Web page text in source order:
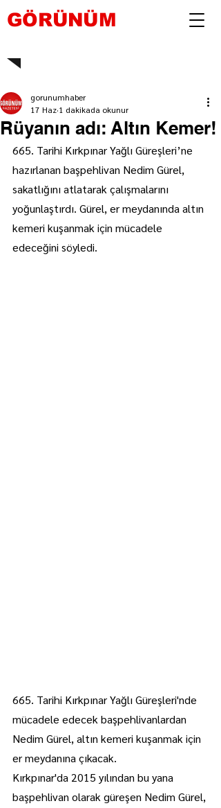
GÖRÜNÜM
Rüyanın adı: Altın Kemer!
gorunumhaber
17 Haz 1 dakikada okunur
665. Tarihi Kırkpınar Yağlı Güreşleri’ne
hazırlanan başpehlivan Nedim Gürel,
sakatlığını atlatarak çalışmalarını
yoğunlaştırdı. Gürel, er meydanında altın
kemeri kuşanmak için mücadele
edeceğini söyledi.
665. Tarihi Kırkpınar Yağlı Güreşleri'nde
mücadele edecek başpehlivanlardan
Nedim Gürel, altın kemeri kuşanmak için
er meydanına çıkacak.
Kırkpınar'da 2015 yılından bu yana
başpehlivan olarak güreşen Nedim Gürel,